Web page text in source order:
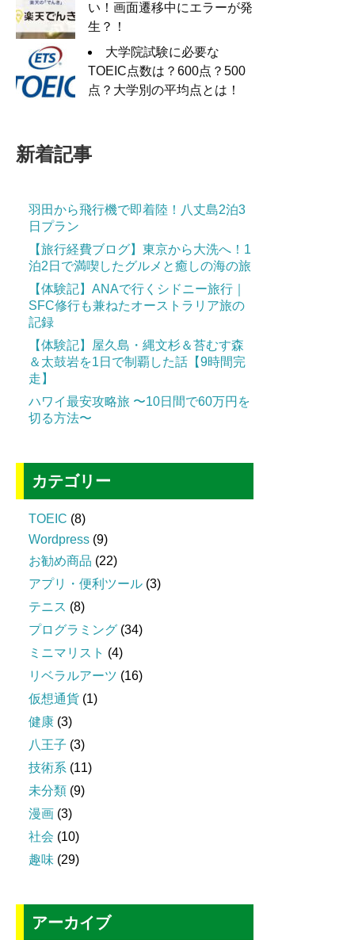
い！画面遷移中にエラーが発
生？！
大学院試験に必要な
TOEIC点数は？600点？500
点？大学別の平均点とは！
新着記事
羽田から飛行機で即着陸！八丈島2泊3
日プラン
【旅行経費ブログ】東京から大洗へ！1
泊2日で満喫したグルメと癒しの海の旅
【体験記】ANAで行くシドニー旅行｜
SFC修行も兼ねたオーストラリア旅の
記録
【体験記】屋久島・縄文杉＆苔むす森
＆太鼓岩を1日で制覇した話【9時間完
走】
ハワイ最安攻略旅 〜10日間で60万円を
切る方法〜
カテゴリー
TOEIC (8)
Wordpress (9)
お勧め商品 (22)
アプリ・便利ツール (3)
テニス (8)
プログラミング (34)
ミニマリスト (4)
リベラルアーツ (16)
仮想通貨 (1)
健康 (3)
八王子 (3)
技術系 (11)
未分類 (9)
漫画 (3)
社会 (10)
趣味 (29)
アーカイブ